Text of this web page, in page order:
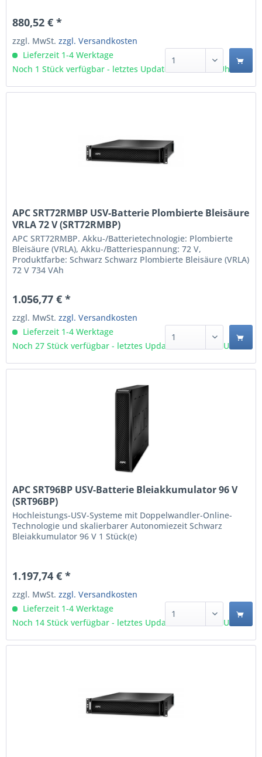
880,52 € *
zzgl. MwSt.zzgl. Versandkosten
Lieferzeit 1-4 Werktage
Noch 1 Stück verfügbar - letztes Update 07.08 - 3:03 Uhr
APC SRT72RMBP USV-Batterie Plombierte Bleisäure
VRLA 72 V (SRT72RMBP)
APC SRT72RMBP. Akku-/Batterietechnologie: Plombierte
Bleisäure (VRLA), Akku-/Batteriespannung: 72 V,
Produktfarbe: Schwarz Schwarz Plombierte Bleisäure (VRLA)
72 V 734 VAh
1.056,77 € *
zzgl. MwSt.zzgl. Versandkosten
Lieferzeit 1-4 Werktage
Noch 27 Stück verfügbar - letztes Update 07.08 - 3:03 Uhr
APC SRT96BP USV-Batterie Bleiakkumulator 96 V
(SRT96BP)
Hochleistungs-USV-Systeme mit Doppelwandler-Online-
Technologie und skalierbarer Autonomiezeit Schwarz
Bleiakkumulator 96 V 1 Stück(e)
1.197,74 € *
zzgl. MwSt.zzgl. Versandkosten
Lieferzeit 1-4 Werktage
Noch 14 Stück verfügbar - letztes Update 07.08 - 3:03 Uhr